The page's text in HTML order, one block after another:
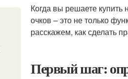
Когда вы решаете
очков – это не только
расскажем, как сделать
Первый шаг: